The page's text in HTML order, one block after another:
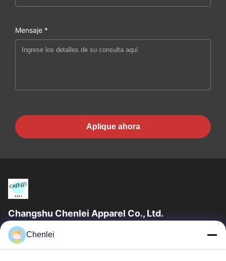
Mensaje *
Aplique ahora
Changshu Chenlei Apparel Co., Ltd.
CHANGSHU CHENLEI APPAREL CO., LTD. también se incluyó
en el grupo. Nuestra fábrica se estableció en 2011, ubicada en
Chenlei